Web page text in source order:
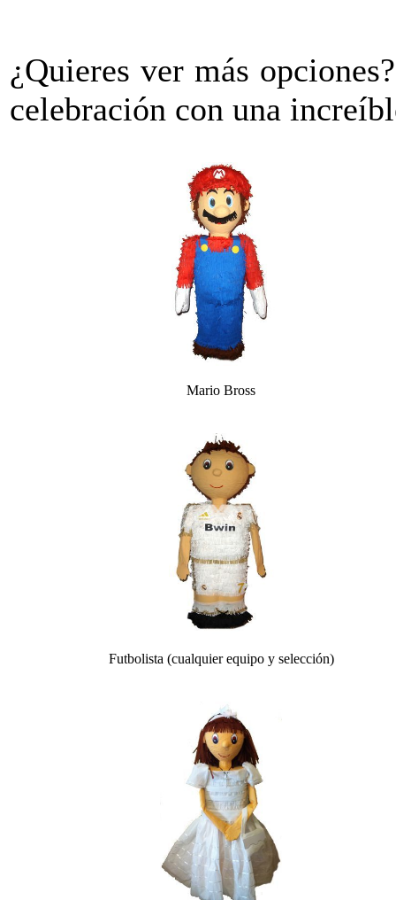
¿Quieres ver más
celebración con una
Mario Bross
Futbolista (cualquier equipo y selección)